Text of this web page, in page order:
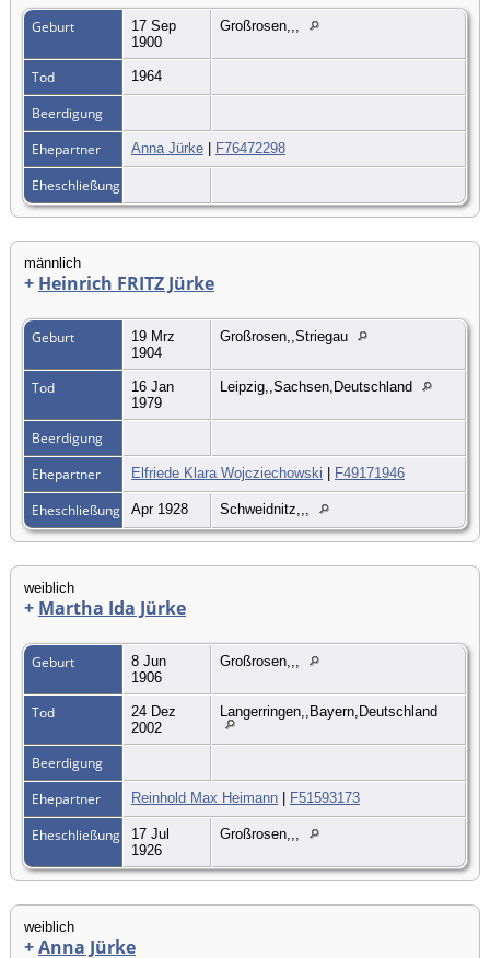
Geburt
17 Sep
1900
Großrosen,,,
Tod 1964
Beerdigung
Ehepartner
Anna Jürke | F76472298
Eheschließung
männlich
+ Heinrich FRITZ Jürke
Geburt
19 Mrz
1904
Großrosen,,Striegau
Tod
16 Jan
1979
Leipzig,,Sachsen,Deutschland
Beerdigung
Ehepartner
Elfriede Klara Wojcziechowski | F49171946
Eheschließung Apr 1928 Schweidnitz,,,
weiblich
+ Martha Ida Jürke
Geburt
8 Jun
1906
Großrosen,,,
Tod
24 Dez
2002
Langerringen,,Bayern,Deutschland
Beerdigung
Ehepartner
Reinhold Max Heimann | F51593173
Eheschließung
17 Jul
1926
Großrosen,,,
weiblich
+Anna Jürke